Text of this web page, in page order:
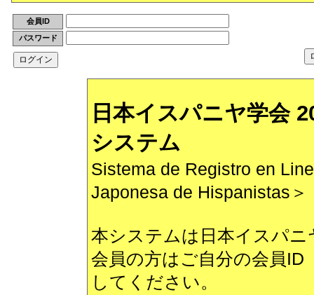
会員ID
パスワード
日本イスパニヤ学会
システム
Sistema de Registro en
Japonesa de Hispanistas＞
本システムは日本イスパ
会員の方はご自分の会員
してください。